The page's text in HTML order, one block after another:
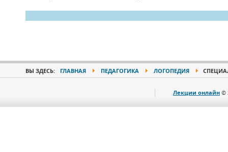
ВЫ ЗДЕСЬ: ГЛАВНАЯ ПЕДАГОГИКА ЛОГОПЕДИЯ
Лекции онлайн ©